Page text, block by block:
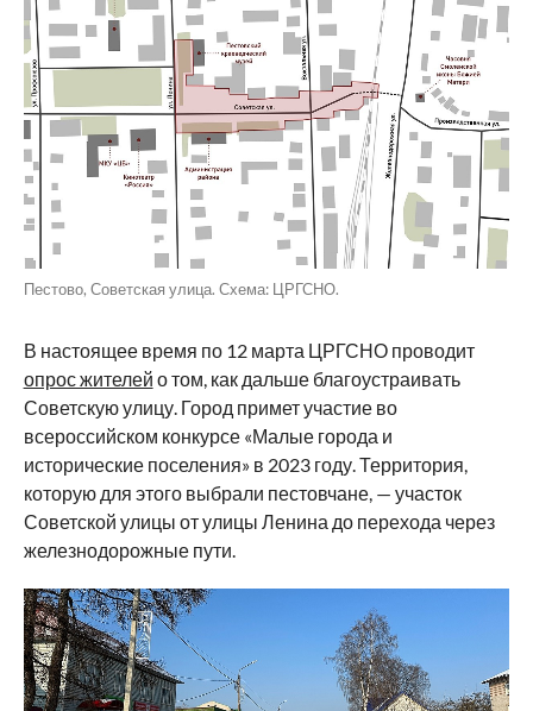
Пестово, Советская улица. Схема: ЦРГСНО.
В настоящее время по 12 марта ЦРГСНО проводит
опрос жителей о том, как дальше благоустраивать
Советскую улицу. Город примет участие во
всероссийском конкурсе «Малые города и
исторические поселения» в 2023 году. Территория,
которую для этого выбрали пестовчане, — участок
Советской улицы от улицы Ленина до перехода через
железнодорожные пути.